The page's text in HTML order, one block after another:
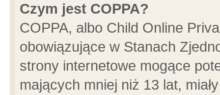
Czym jest COPPA?
COPPA, albo Child Online
obowiązujące w Stanach
strony internetowe mogące
mających mniej niż 13 lat,